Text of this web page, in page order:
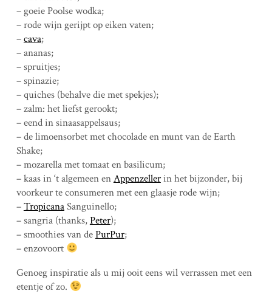
– goeie Poolse wodka;
– rode wijn gerijpt op eiken vaten;
–cava;
– ananas;
– spruitjes;
– spinazie;
– quiches (behalve die met spekjes);
– zalm: het liefst gerookt;
– eend in sinaasappelsaus;
– de limoensorbet met chocolade en munt van de Earth
Shake;
– mozarella met tomaat en basilicum;
– kaas in ‘t algemeen enAppenzellerin het bijzonder, bij
voorkeur te consumeren met een glaasje rode wijn;
–TropicanaSanguinello;
– sangria (thanks,Peter);
– smoothies van dePurPur;
– enzovoort
Genoeg inspiratie als u mij ooit eens wil verrassen met een
etentje of zo.